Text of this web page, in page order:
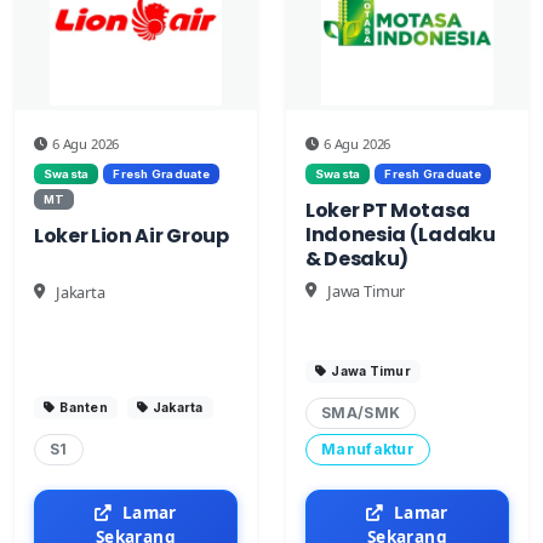
6 Agu 2026
Swasta
Fresh Graduate
MT
Loker Lion Air Group
Jakarta
Banten Jakarta
S1
Lamar
Sekarang
6 Agu 2026
Swasta Fresh Graduate
Loker PT Motasa
Indonesia (Ladaku
& Desaku)
Jawa Timur
Jawa Timur
SMA/SMK
Manufaktur
Lamar
Sekarang